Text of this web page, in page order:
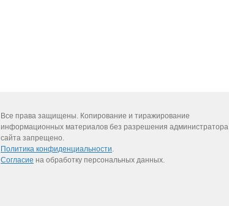
Все права защищены. Копирование и тиражирование
информационных материалов без разрешения администратора
сайта запрещено.
Политика конфиденциальности.
Согласие на обработку персональных данных.